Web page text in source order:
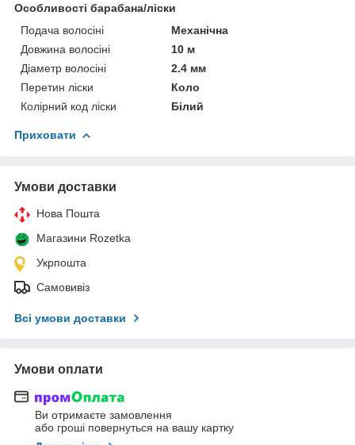
Особливості барабана/ліски
Подача волосіні
Механічна
Довжина волосіні
10 м
Діаметр волосіні
2.4 мм
Перетин ліски
Коло
Колірний код ліски
Білий
Приховати
Умови доставки
Нова Пошта
Магазини Rozetka
Укрпошта
Самовивіз
Всі умови доставки
Умови оплати
Ви отримаєте замовлення
або гроші повернуться на вашу картку